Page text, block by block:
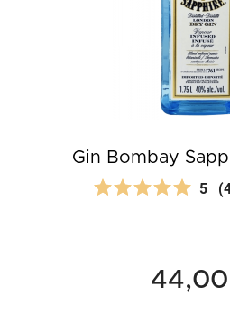
Gin Bombay
5